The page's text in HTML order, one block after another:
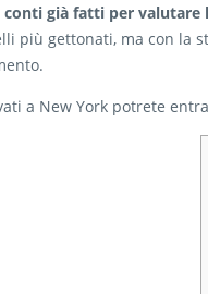
già fatti per valutare
più gettonati, ma con la
a New York potrete